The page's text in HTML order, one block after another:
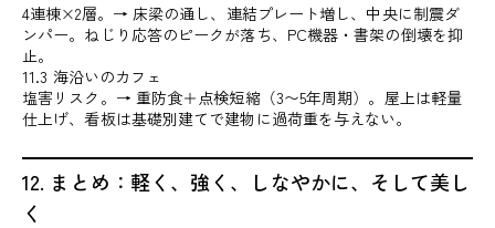
4連棟×2層。→ 床梁の通し、連結プレート増し、中央に制震ダ
ンパー。ねじり応答のピークが落ち、PC機器・書架の倒壊を抑
止。
11.3 海沿いのカフェ
塩害リスク。→ 重防食＋点検短縮（3〜5年周期）。屋上は軽量
仕上げ、看板は基礎別建てで建物に過荷重を与えない。
12. まとめ：軽く、強く、しなやかに、そして美し
く